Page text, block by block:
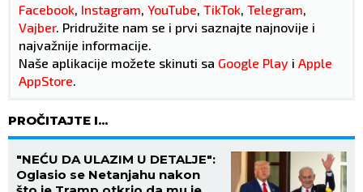
Facebook Instagram YouTube TikTok Telegram
Vajber. Pridružite nam se i prvi saznajte najnovije i
najvažnije informacije.
Naše aplikacije možete skinuti sa Google Play i Apple
AppStore
PROČITAJTE I...
"NEĆU DA ULAZIM U DETALJE":
Oglasio se Netanjahu nakon